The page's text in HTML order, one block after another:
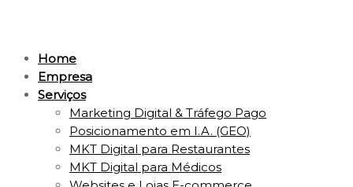
Home
Empresa
Serviços
Marketing Digital & Tráfego Pago
Posicionamento em I.A. (GEO)
MKT Digital para Restaurantes
MKT Digital para Médicos